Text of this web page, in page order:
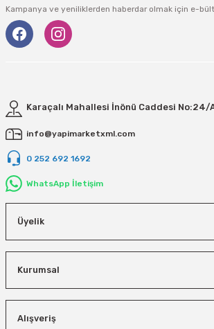
Kampanya ve yeniliklerden haberdar olmak için e-
Karaçalı Mahallesi İnönü Caddesi No:24/
info@yapimarketxml.com
0 252 692 1692
WhatsApp İletişim
Üyelik
Kurumsal
Alışveriş